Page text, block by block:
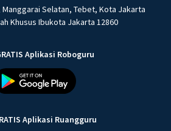
Manggarai Selatan, Tebet, Kota Jakarta
Khusus Ibukota Jakarta 12860
Aplikasi Roboguru
Aplikasi Ruangguru